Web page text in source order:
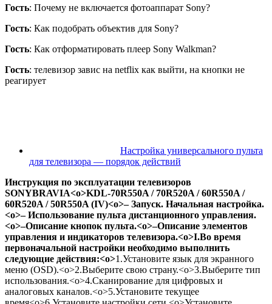
Гость: Почему не включается фотоаппарат Sony?
Гость: Как подобрать объектив для Sony?
Гость: Как отформатировать плеер Sony Walkman?
Гость: телевизор завис на netflix как выйти, на кнопки не
реагирует
Настройка универсального пульта
для телевизора — порядок действий
Инструкция по эксплуатации телевизоров
SONYBRAVIA<o>KDL-70R550A / 70R520A / 60R550A /
60R520A / 50R550A (IV)<o>– Запуск. Начальная настройка.
<o>–Использование пульта дистанционного управления.
<o>–Описание кнопок пульта.<o>–Описание элементов
управления и индикаторов телевизора.<o>I.Во время
первоначальной настройки необходимо выполнить
следующие действия:<o>1.Установите язык для экранного
меню (OSD).<o>2.Выберите свою страну.<o>3.Выберите тип
использования.<o>4.Сканирование для цифровых и
аналоговых каналов.<o>5.Установите текущее